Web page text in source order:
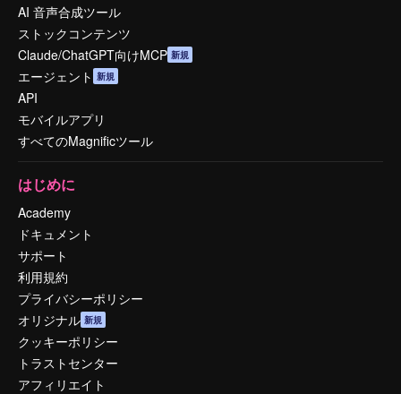
AI 音声合成ツール
ストックコンテンツ
Claude/ChatGPT向けMCP 新規
エージェント 新規
API
モバイルアプリ
すべてのMagnificツール
はじめに
Academy
ドキュメント
サポート
利用規約
プライバシーポリシー
オリジナル 新規
クッキーポリシー
トラストセンター
アフィリエイト